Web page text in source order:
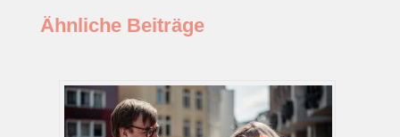
Ähnliche Beiträge